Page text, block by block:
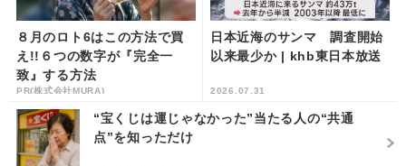
８月のロト6はこの方法で買
え!!６つの数字が『完全一
致』する方法
PR(株式会社MURA)
日本近海のサンマ 調査開始
以来最少か | khb東日本放送
2026.07.31
“宝くじは運じゃなかった”当たる人の“共通
点”を知っただけ